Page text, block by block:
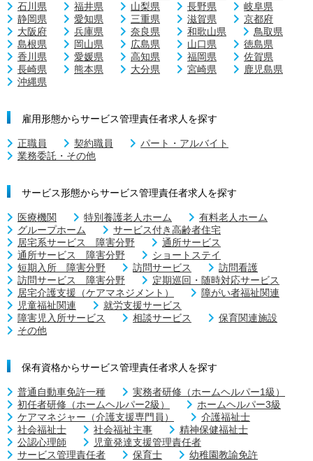
石川県
福井県 山梨県 長野県
岐阜県
静岡県
愛知県 三重県 滋賀県
京都府
大阪府
兵庫県 奈良県 和歌山県
鳥取県
島根県
岡山県 広島県 山口県
徳島県
香川県
愛媛県 高知県 福岡県
佐賀県
長崎県
熊本県 大分県 宮崎県
鹿児島県
沖縄県
雇用形態からサービス管理責任者求人を探す
正職員 契約職員
パート・アルバイト
業務委託・その他
サービス形態からサービス管理責任者求人を探す
医療機関 特別養護老人ホーム
有料老人ホーム
グループホーム
サービス付き高齢者住宅
居宅系サービス 障害分野
通所サービス
通所サービス 障害分野
ショートステイ
短期入所 障害分野
訪問サービス
訪問看護
訪問サービス 障害分野
定期巡回・随時対応サービス
居宅介護支援（ケアマネジメント）
障がい者福祉関連
児童福祉関連
就労支援サービス
障害児入所サービス
相談サービス
保育関連施設
その他
保有資格からサービス管理責任者求人を探す
普通自動車免許一種
実務者研修（ホームヘルパー1級）
初任者研修（ホームヘルパー2級）
ホームヘルパー3級
ケアマネジャー（介護支援専門員）
介護福祉士
社会福祉士
社会福祉主事
精神保健福祉士
公認心理師
児童発達支援管理責任者
サービス管理責任者
保育士
幼稚園教諭免許